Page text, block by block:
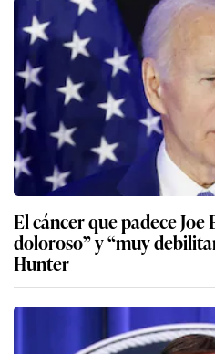
El cáncer que padece Joe
doloroso” y “muy
Hunter